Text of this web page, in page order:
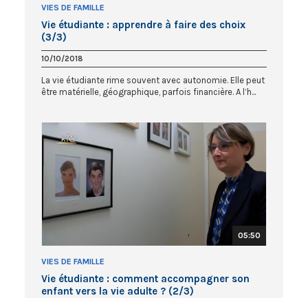
VIES DE FAMILLE
Vie étudiante : apprendre à faire des choix
(3/3)
10/10/2018
La vie étudiante rime souvent avec autonomie. Elle peut
être matérielle, géographique, parfois financière. A l’h...
05:50
VIES DE FAMILLE
Vie étudiante : comment accompagner son
enfant vers la vie adulte ? (2/3)